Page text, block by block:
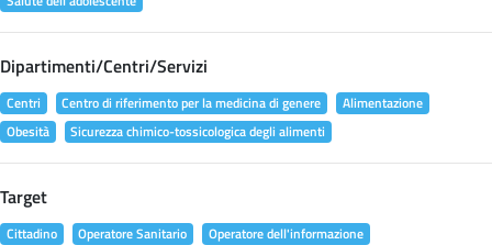
Dipartimenti/Centri/Servizi
Centri Centro di riferimento per la medicina di genere
Alimentazione
Obesità
Sicurezza chimico-tossicologica degli alimenti
Target
Cittadino Operatore Sanitario Operatore dell'informazione